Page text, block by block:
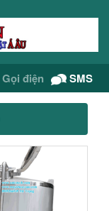
Gọi điện SMS